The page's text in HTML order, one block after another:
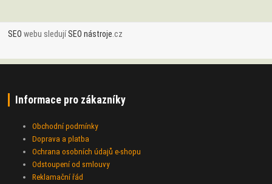
SEO webu sledujíSEO nástroje .cz
Informace pro zákazníky
Obchodní podmínky
Doprava a platba
Ochrana osobních údajů e-shopu
Odstoupení od smlouvy
Reklamační řád